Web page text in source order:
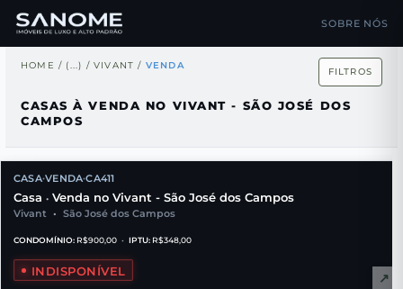
SOBRE NÓS
HOME / (...) / VIVANT / VENDA
FILTROS
CASAS À VENDA NO VIVANT - SÃO JOSÉ DOS
CAMPOS
CASA•VENDA•CA411
Casa • Venda no Vivant - São José dos Campos
Vivant • São José dos Campos
CONDOMÍNIO: R$900,00 • IPTU: R$348,00
INDISPONÍVEL ↗